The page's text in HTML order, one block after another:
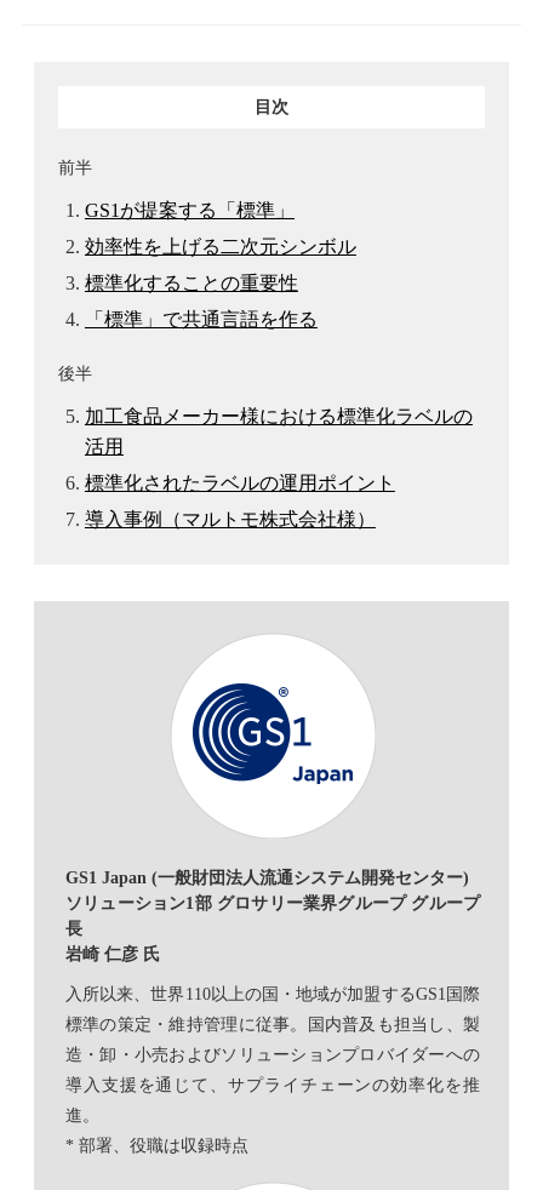
目次
前半
GS1が提案する「標準」
効率性を上げる二次元シンボル
標準化することの重要性
「標準」で共通言語を作る
後半
加工食品メーカー様における標準化ラベルの
活用
標準化されたラベルの運用ポイント
導入事例（マルトモ株式会社様）
GS1 Japan (一般財団法人流通システム開発センター)
ソリューション1部 グロサリー業界グループ グループ
長
岩崎 仁彦 氏
入所以来、世界110以上の国・地域が加盟するGS1国際
標準の策定・維持管理に従事。国内普及も担当し、製
造・卸・小売およびソリューションプロバイダーへの
導入支援を通じて、サプライチェーンの効率化を推
進。
* 部署、役職は収録時点